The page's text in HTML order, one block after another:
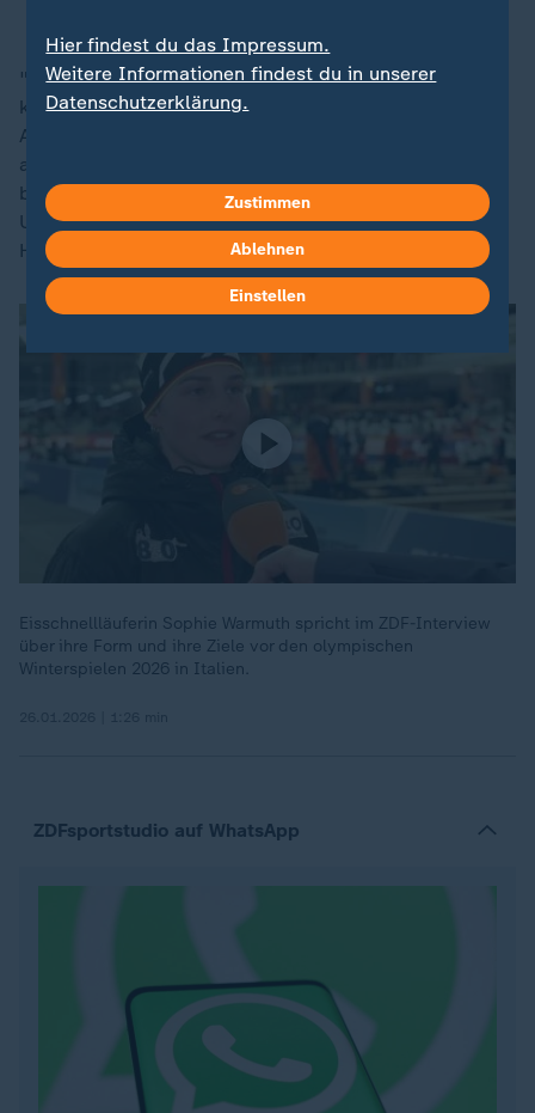
"Ich möchte, dass sie sich auf eine gute Leistung
konzentrieren, diese Entwicklung fortsetzen und das
Abenteuer mit einer möglichst guten Leistung
abschließen. Wenn das für eine Medaille reicht, umso
besser", gibt der Bundestrainer die Marschroute vor.
Und man darf gespannt sein, ob das zarte Pflänzchen
Hoffnung wirklich schönste Blüten treibt.
Eisschnellläuferin Sophie Warmuth spricht im ZDF-Interview
über ihre Form und ihre Ziele vor den olympischen
Winterspielen 2026 in Italien.
ZDFsportstudio auf WhatsApp
Hier findest du das Impressum.
Weitere Informationen findest du in unserer
Datenschutzerklärung.
Zustimmen
Ablehnen
Einstellen